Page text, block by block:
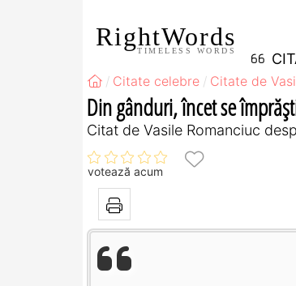
RightWords
TIMELESS WORDS
Citate celebre Citate de
Din gânduri, încet se
Citat de Vasile Romanciuc
votează acum